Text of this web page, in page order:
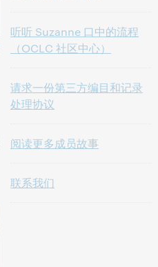
听听 Suzanne 口中的流程
（OCLC 社区中心）
请求一份第三方编目和记录
处理协议
阅读更多成员故事
联系我们